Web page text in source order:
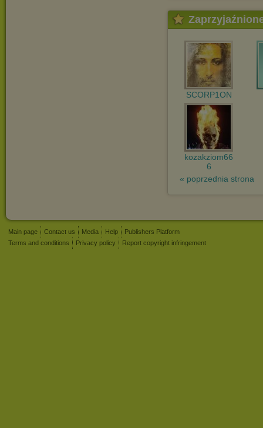
SCORP1ON
kozakziom66
6
« poprzednia strona
Main page Contact us Media Help
Publishers Platform
Terms and conditions
Privacy policy Report copyright infringement